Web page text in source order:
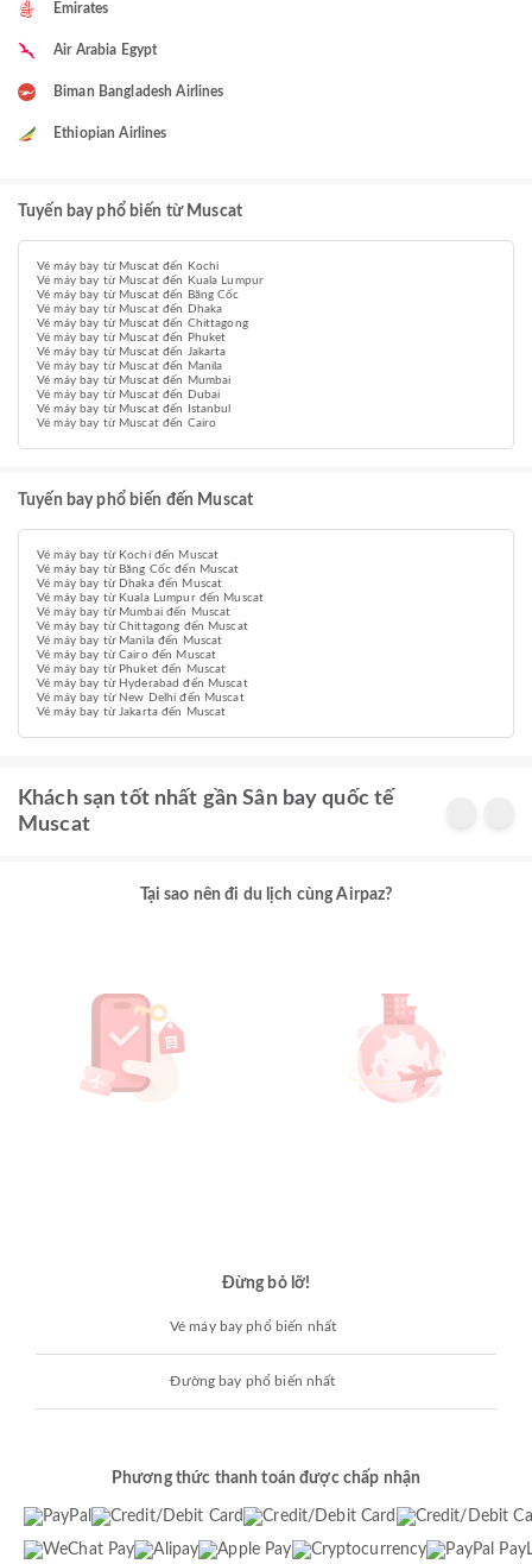
Emirates
Air Arabia Egypt
Biman Bangladesh Airlines
Ethiopian Airlines
Tuyến bay phổ biến từ Muscat
Vé máy bay từ Muscat đến Kochi
Vé máy bay từ Muscat đến Kuala Lumpur
Vé máy bay từ Muscat đến Băng Cốc
Vé máy bay từ Muscat đến Dhaka
Vé máy bay từ Muscat đến Chittagong
Vé máy bay từ Muscat đến Phuket
Vé máy bay từ Muscat đến Jakarta
Vé máy bay từ Muscat đến Manila
Vé máy bay từ Muscat đến Mumbai
Vé máy bay từ Muscat đến Dubai
Vé máy bay từ Muscat đến Istanbul
Vé máy bay từ Muscat đến Cairo
Tuyến bay phổ biến đến Muscat
Vé máy bay từ Kochi đến Muscat
Vé máy bay từ Băng Cốc đến Muscat
Vé máy bay từ Dhaka đến Muscat
Vé máy bay từ Kuala Lumpur đến Muscat
Vé máy bay từ Mumbai đến Muscat
Vé máy bay từ Chittagong đến Muscat
Vé máy bay từ Manila đến Muscat
Vé máy bay từ Cairo đến Muscat
Vé máy bay từ Phuket đến Muscat
Vé máy bay từ Hyderabad đến Muscat
Vé máy bay từ New Delhi đến Muscat
Vé máy bay từ Jakarta đến Muscat
Khách sạn tốt nhất gần Sân bay quốc tế
Muscat
Tại sao nên đi du lịch cùng Airpaz?
Đừng bỏ lỡ!
Vé máy bay phổ biến nhất
Đường bay phổ biến nhất
Phương thức thanh toán được chấp nhận